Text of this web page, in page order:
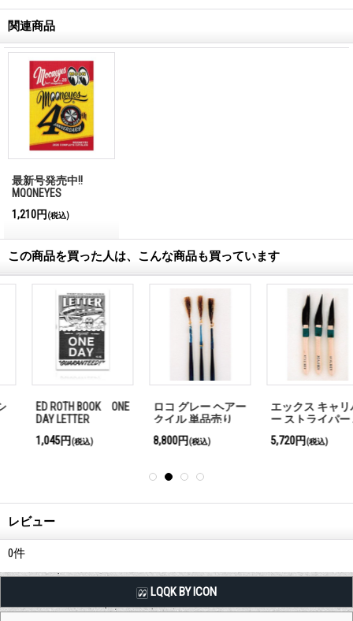
関連商品
最新号発売中!!
MQQNEYES
Magazine No.28 2026
1,210円 (税込)
この商品を買った人は、こんな商品も買っています
エックス キャリバ
ー ストライパー 単
5,720円(税込)
マックブラシ アウ
トライナー 単品売
2,200円(税込)
レタリングブラシ
単品売り 【#2】
4,070円(税込)
レビュー
0件
LQQK BY ICON